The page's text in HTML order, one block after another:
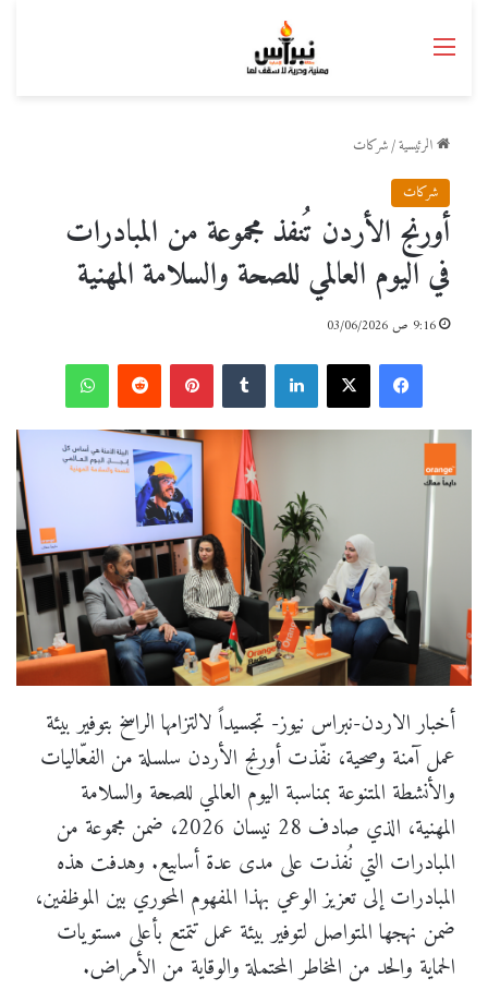
القائمة
الرئيسية/شركات
شركات
أورنج الأردن تُنفذ مجموعة من المبادرات
في اليوم العالمي للصحة والسلامة المهنية
9:16 ص 03/06/2026
فيسبوك ‫X لينكدإن بينتيريست واتساب
أخبار الاردن-نبراس نيوز- تجسيداً لالتزامها الراسخ بتوفير بيئة
عمل آمنة وصحية، نفّذت أورنج الأردن سلسلة من الفعّاليات
والأنشطة المتنوعة بمناسبة اليوم العالمي للصحة والسلامة
المهنية، الذي صادف 28 نيسان 2026، ضمن مجموعة من
المبادرات التي نُفذت على مدى عدة أسابيع. وهدفت هذه
المبادرات إلى تعزيز الوعي بهذا المفهوم المحوري بين الموظفين،
ضمن نهجها المتواصل لتوفير بيئة عمل تتمتع بأعلى مستويات
الحماية والحد من المخاطر المحتملة والوقاية من الأمراض.